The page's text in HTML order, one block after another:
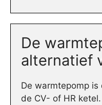
De
alternatief
De warmtepomp is
de CV- of HR